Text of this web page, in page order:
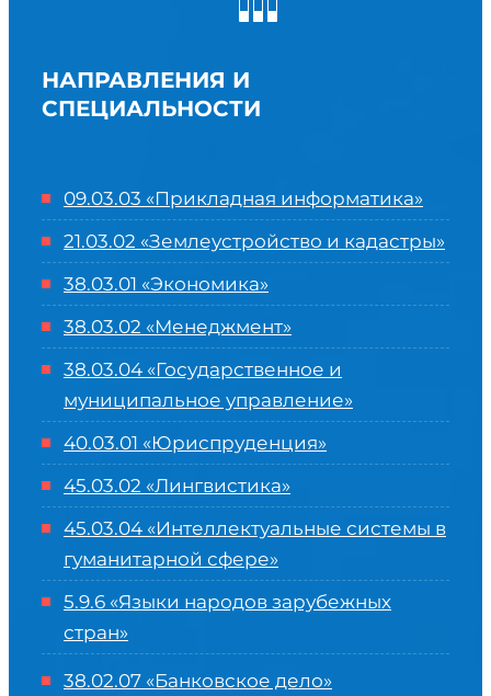
НАПРАВЛЕНИЯ И
СПЕЦИАЛЬНОСТИ
09.03.03 «Прикладная информатика»
21.03.02 «Землеустройство и кадастры»
38.03.01 «Экономика»
38.03.02 «Менеджмент»
38.03.04 «Государственное и
муниципальное управление»
40.03.01 «Юриспруденция»
45.03.02 «Лингвистика»
45.03.04 «Интеллектуальные системы в
гуманитарной сфере»
5.9.6 «Языки народов зарубежных
стран»
38.02.07 «Банковское дело»